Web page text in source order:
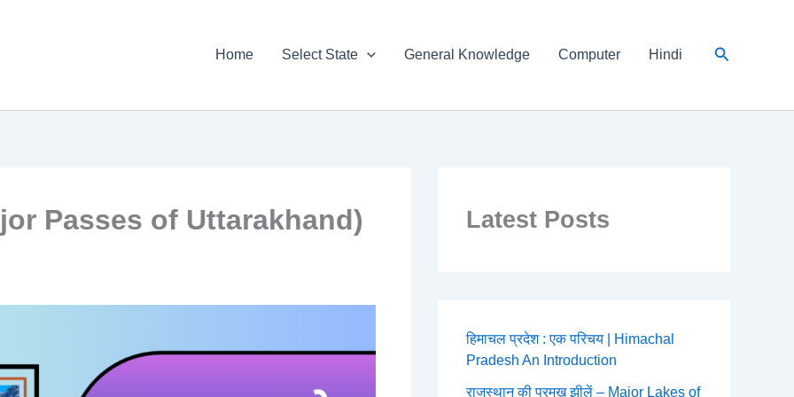
Home Select State General Knowledge Computer Hindi Search
Passes of Uttarakhand) Latest Posts
हिमाचल प्रदेश : एक परिचय | Himachal
Pradesh An Introduction
राजस्थान की प्रमुख झीलें – Major Lakes of